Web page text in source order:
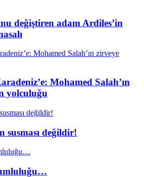
değiştiren adam Ardiles’in
Mohamed Salah’ın
yolculuğu
susması değildir!